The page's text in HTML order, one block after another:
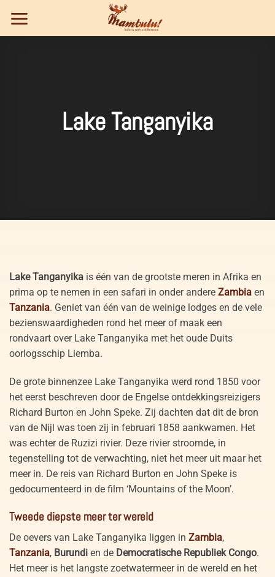
naar
inhoud
Lake Tanganyika
Lake Tanganyika is één van de grootste meren in Afrika en
prima op te nemen in een safari in onder andere Zambia en
Tanzania. Geniet van één van de weinige lodges en de vele
bezienswaardigheden rond het meer of maak een
rondvaart over Lake Tanganyika met het oude Duits
oorlogsschip Liemba.
De grote binnenzee Lake Tanganyika werd rond 1850 voor
het eerst beschreven door de Engelse ontdekkingsreizigers
Richard Burton en John Speke. Zij dachten dat dit de bron
van de Nijl was toen zij in februari 1858 aankwamen. Het
was echter de Ruzizi rivier. Deze rivier stroomde, in
tegenstelling tot de verwachting, niet het meer uit maar het
meer in. De reis van Richard Burton en John Speke is
gedocumenteerd in de film ‘Mountains of the Moon’.
Tweede diepste meer ter wereld
De oevers van Lake Tanganyika liggen in Zambia,
Tanzania, Burundi en de Democratische Republiek Congo.
Het meer is het langste zoetwatermeer in de wereld en het